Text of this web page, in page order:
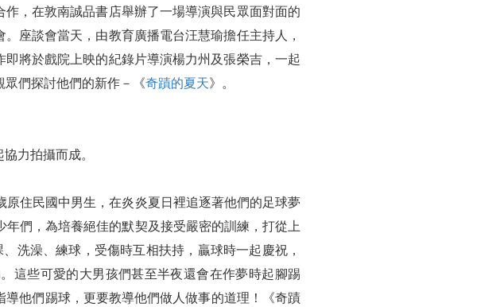
作，在敦南誠品書店舉辦了一場導演與民眾面對面的
。座談會當天，由教育廣播電台汪慧瑜擔任主持人，
即將於戲院上映的紀錄片導演楊力州及張榮吉，一起
眾們探討他們的新作－《奇蹟的夏天》。
力拍攝而成。
原住民國中男生，在炎炎夏日裡追逐著他們的足球夢
們，為培養絕佳的默契及接受嚴密的訓練，打從上
洗澡、練球，受傷時互相扶持，贏球時一起慶祝，
這些可愛的大男孩們甚至半夜還會在作夢時起腳踢
他們踢球，更要教導他們做人做事的道理！《奇蹟